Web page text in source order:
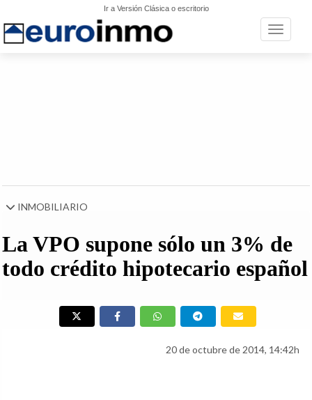
Ir a Versión Clásica o escritorio
Toggle
INMOBILIARIO
La VPO supone sólo un 3% de
todo crédito hipotecario español
20 de octubre de 2014, 14:42h